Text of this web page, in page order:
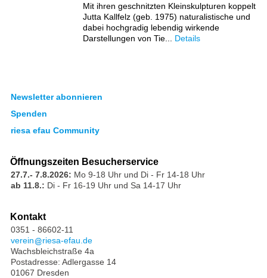
Mit ihren geschnitzten Kleinskulpturen koppelt
Jutta Kallfelz (geb. 1975) naturalistische und
dabei hochgradig lebendig wirkende
Darstellungen von Tie... Details
Newsletter abonnieren
Spenden
riesa efau Community
Öffnungszeiten Besucherservice
27.7.- 7.8.2026: Mo 9-18 Uhr und Di - Fr 14-18 Uhr
ab 11.8.: Di - Fr 16-19 Uhr und Sa 14-17 Uhr
Kontakt
0351 - 86602-11
verein
riesa-efau.de
Wachsbleichstraße 4a
Postadresse: Adlergasse 14
01067 Dresden